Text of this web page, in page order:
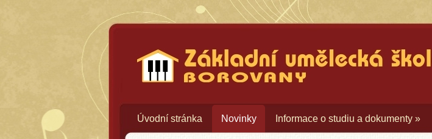
Základní umělecká škola Borovany
Úvodní stránka Novinky Informace o studiu a dokumenty »